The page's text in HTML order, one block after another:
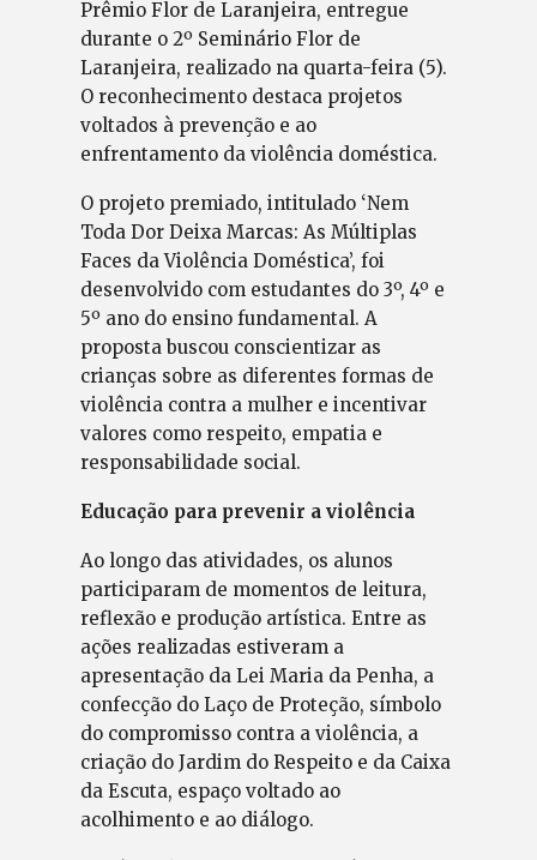
Prêmio Flor de Laranjeira, entregue
durante o 2º Seminário Flor de
Laranjeira, realizado na quarta-feira (5).
O reconhecimento destaca projetos
voltados à prevenção e ao
enfrentamento da violência doméstica.
O projeto premiado, intitulado ‘Nem
Toda Dor Deixa Marcas: As Múltiplas
Faces da Violência Doméstica’, foi
desenvolvido com estudantes do 3º, 4º e
5º ano do ensino fundamental. A
proposta buscou conscientizar as
crianças sobre as diferentes formas de
violência contra a mulher e incentivar
valores como respeito, empatia e
responsabilidade social.
Educação para prevenir a violência
Ao longo das atividades, os alunos
participaram de momentos de leitura,
reflexão e produção artística. Entre as
ações realizadas estiveram a
apresentação da Lei Maria da Penha, a
confecção do Laço de Proteção, símbolo
do compromisso contra a violência, a
criação do Jardim do Respeito e da Caixa
da Escuta, espaço voltado ao
acolhimento e ao diálogo.